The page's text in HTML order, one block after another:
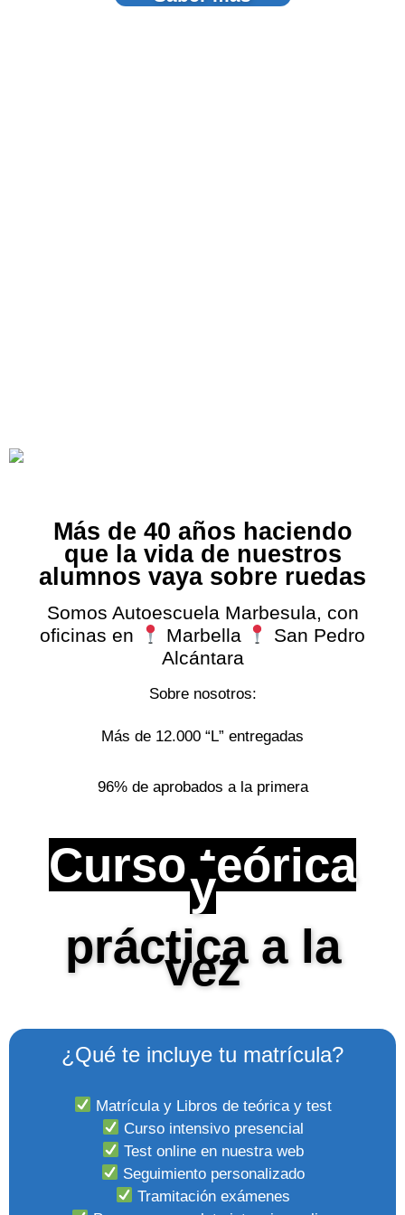
Más de 40 años haciendo
que la vida de nuestros
alumnos vaya sobre ruedas
Somos Autoescuela Marbesula, con
oficinas en
Marbella
San Pedro
Alcántara
Sobre nosotros:
Más de 12.000 “L” entregadas
96% de aprobados a la primera
Curso teórica
y
práctica a la
vez
¿Qué te incluye tu matrícula?
Matrícula y Libros de teórica y test
Curso intensivo presencial
Test online en nuestra web
Seguimiento personalizado
Tramitación exámenes